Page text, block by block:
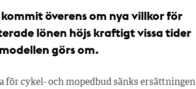
överens om nya villkor för
lönen höjs kraftigt vissa tider
görs om.
för cykel- och mopedbud sänks ersättningen